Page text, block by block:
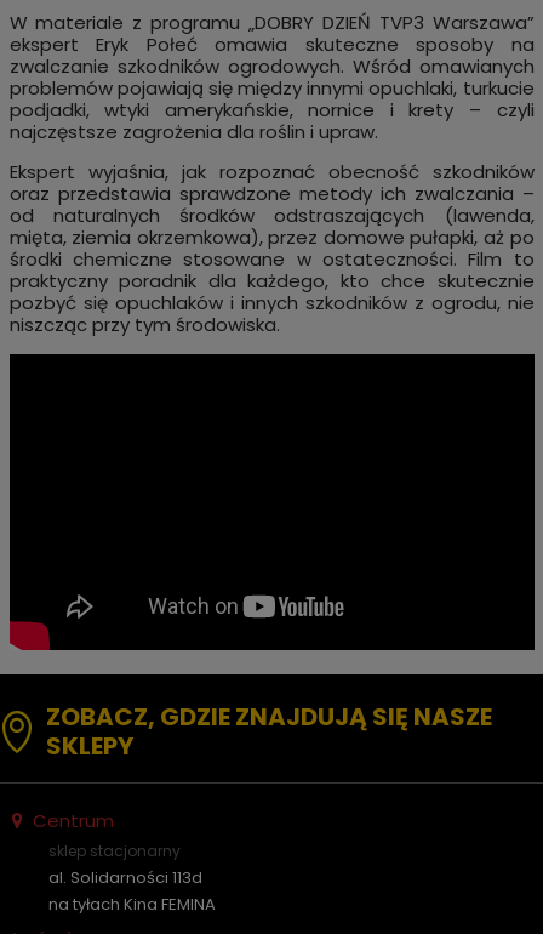
W materiale z programu „DOBRY DZIEŃ TVP3 Warszawa”
ekspert Eryk Połeć omawia skuteczne sposoby na
zwalczanie szkodników ogrodowych. Wśród omawianych
problemów pojawiają się między innymi opuchlaki, turkucie
podjadki, wtyki amerykańskie, nornice i krety – czyli
najczęstsze zagrożenia dla roślin i upraw.
Ekspert wyjaśnia, jak rozpoznać obecność szkodników
oraz przedstawia sprawdzone metody ich zwalczania –
od naturalnych środków odstraszających (lawenda,
mięta, ziemia okrzemkowa), przez domowe pułapki, aż po
środki chemiczne stosowane w ostateczności. Film to
praktyczny poradnik dla każdego, kto chce skutecznie
pozbyć się opuchlaków i innych szkodników z ogrodu, nie
niszcząc przy tym środowiska.
ZOBACZ, GDZIE ZNAJDUJĄ SIĘ NASZE
SKLEPY
Centrum
sklep stacjonarny
al. Solidarności 113d
na tyłach Kina FEMINA